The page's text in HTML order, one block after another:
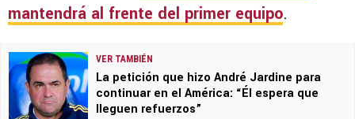
mantendrá al frente del primer equipo.
VER TAMBIÉN
La petición que hizo André Jardine para
continuar en el América: “Él espera que
lleguen refuerzos”